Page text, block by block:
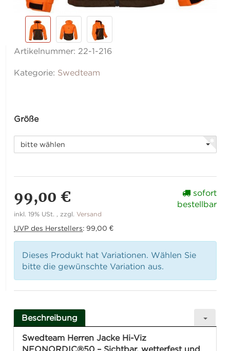
Artikelnummer: 22-1-216
Kategorie: Swedteam
Größe
bitte wählen
99,00 €
inkl. 19% USt. , zzgl.Versand
UVP des Herstellers: 99,00 €
sofort
bestellbar
Dieses Produkt hat Variationen. Wählen Sie
bitte die gewünschte Variation aus.
Beschreibung
Swedteam Herren Jacke Hi-Viz
NEONORDIC®50 – Sichtbar, wetterfest und